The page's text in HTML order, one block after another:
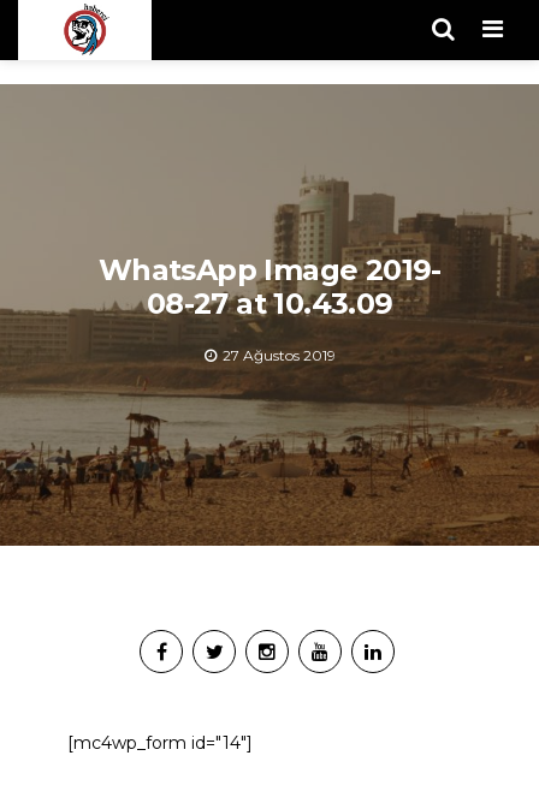
WhatsApp Image 2019-
08-27 at 10.43.09
27 Ağustos 2019
[mc4wp_form id="14"]